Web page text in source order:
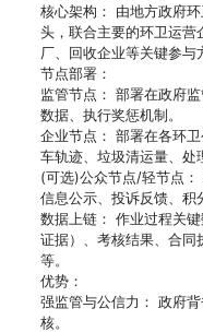
核心架构： 由地方政府
头，联合主要的环卫运营
厂、回收企业等关键参与
节点部署：
监管节点： 部署在政府
数据、执行奖惩机制。
企业节点： 部署在各环
车轨迹、垃圾清运量、处
(可选)公众节点/轻节点
信息公示、投诉反馈、积
数据上链： 作业过程关
证据）、考核结果、合同
等。
优势：
强监管与公信力： 政府
核。